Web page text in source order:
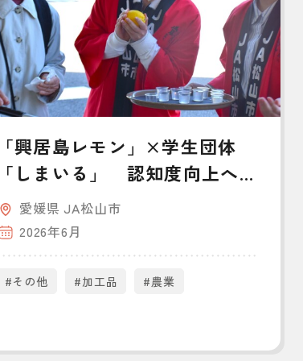
「興居島レモン」×学生団体
「しまいる」 認知度向上へ
ＰＲ愛媛県 JA松山市
2026年6月
#その他 #加工品 #農業